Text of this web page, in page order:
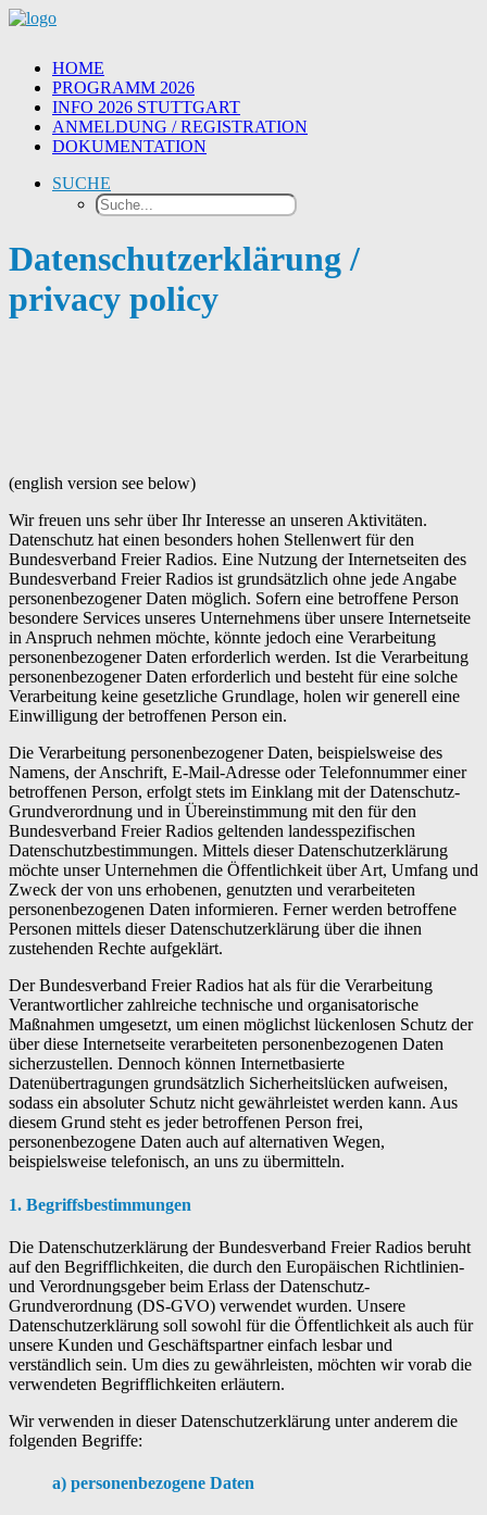
HOME
PROGRAMM 2026
INFO 2026 STUTTGART
ANMELDUNG / REGISTRATION
DOKUMENTATION
SUCHE
Datenschutzerklärung /
privacy policy
(english version see below)
Wir freuen uns sehr über Ihr Interesse an unseren Aktivitäten.
Datenschutz hat einen besonders hohen Stellenwert für den
Bundesverband Freier Radios. Eine Nutzung der Internetseiten des
Bundesverband Freier Radios ist grundsätzlich ohne jede Angabe
personenbezogener Daten möglich. Sofern eine betroffene Person
besondere Services unseres Unternehmens über unsere Internetseite
in Anspruch nehmen möchte, könnte jedoch eine Verarbeitung
personenbezogener Daten erforderlich werden. Ist die Verarbeitung
personenbezogener Daten erforderlich und besteht für eine solche
Verarbeitung keine gesetzliche Grundlage, holen wir generell eine
Einwilligung der betroffenen Person ein.
Die Verarbeitung personenbezogener Daten, beispielsweise des
Namens, der Anschrift, E-Mail-Adresse oder Telefonnummer einer
betroffenen Person, erfolgt stets im Einklang mit der Datenschutz-
Grundverordnung und in Übereinstimmung mit den für den
Bundesverband Freier Radios geltenden landesspezifischen
Datenschutzbestimmungen. Mittels dieser Datenschutzerklärung
möchte unser Unternehmen die Öffentlichkeit über Art, Umfang und
Zweck der von uns erhobenen, genutzten und verarbeiteten
personenbezogenen Daten informieren. Ferner werden betroffene
Personen mittels dieser Datenschutzerklärung über die ihnen
zustehenden Rechte aufgeklärt.
Der Bundesverband Freier Radios hat als für die Verarbeitung
Verantwortlicher zahlreiche technische und organisatorische
Maßnahmen umgesetzt, um einen möglichst lückenlosen Schutz der
über diese Internetseite verarbeiteten personenbezogenen Daten
sicherzustellen. Dennoch können Internetbasierte
Datenübertragungen grundsätzlich Sicherheitslücken aufweisen,
sodass ein absoluter Schutz nicht gewährleistet werden kann. Aus
diesem Grund steht es jeder betroffenen Person frei,
personenbezogene Daten auch auf alternativen Wegen,
beispielsweise telefonisch, an uns zu übermitteln.
1. Begriffsbestimmungen
Die Datenschutzerklärung der Bundesverband Freier Radios beruht
auf den Begrifflichkeiten, die durch den Europäischen Richtlinien-
und Verordnungsgeber beim Erlass der Datenschutz-
Grundverordnung (DS-GVO) verwendet wurden. Unsere
Datenschutzerklärung soll sowohl für die Öffentlichkeit als auch für
unsere Kunden und Geschäftspartner einfach lesbar und
verständlich sein. Um dies zu gewährleisten, möchten wir vorab die
verwendeten Begrifflichkeiten erläutern.
Wir verwenden in dieser Datenschutzerklärung unter anderem die
folgenden Begriffe:
a) personenbezogene Daten